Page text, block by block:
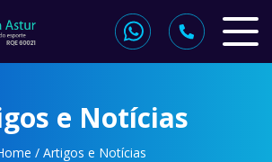
e Notícias
/ Artigos e Notícias